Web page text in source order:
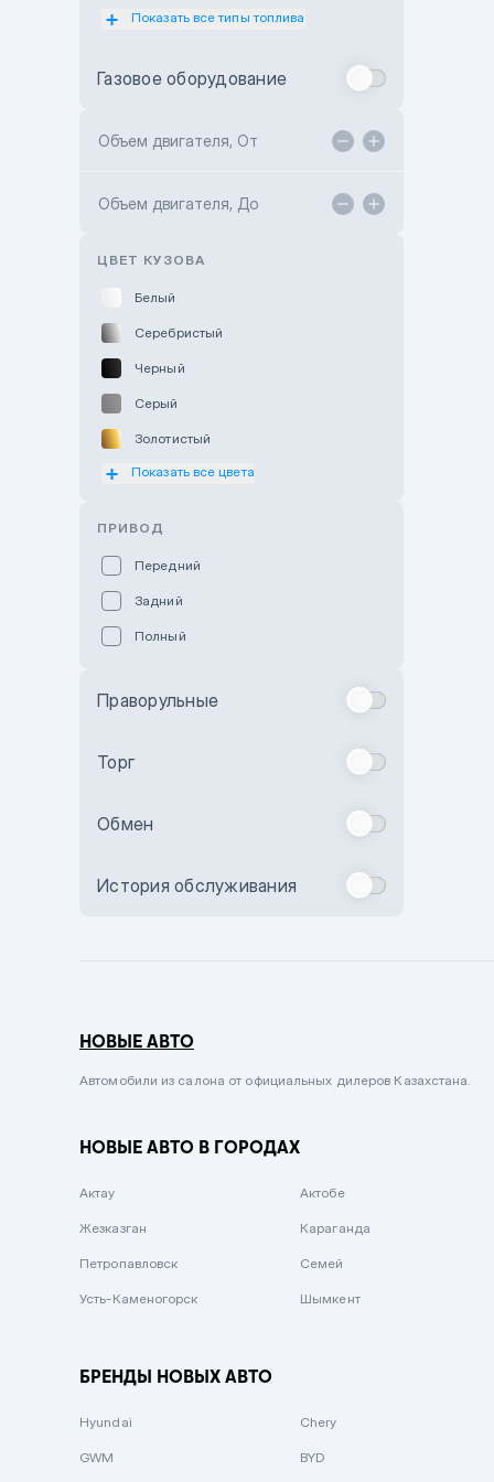
Subaru Motor Almaty
Toyota Kokshetau
Hyundai ShymCity
Показать все типы топлива
Газовое оборудование
Объем двигателя, От
Объем двигателя, До
ЦВЕТ КУЗОВА
Белый
Серебристый
Черный
Серый
Золотистый
Оранжевый
Бежевый
Комбинированный
Сиреневый металлик
Вишневый
Зеленый металлик
Показать все цвета
ПРИВОД
Передний
Задний
Полный
Праворульные
Торг
Обмен
История обслуживания
НОВЫЕ АВТО
Автомобили из салона от официальных дилеров Казахстана.
НОВЫЕ АВТО В ГОРОДАХ
Актау Актобе
Жезказган Караганда
Петропавловск Семей
Усть-Каменогорск Шымкент
БРЕНДЫ НОВЫХ АВТО
Hyundai Chery
GWM BYD